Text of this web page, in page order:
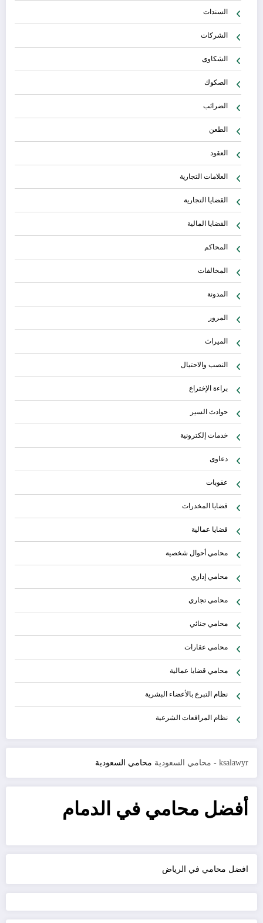
السندات
الشركات
الشكاوى
الصكوك
الضرائب
الطعن
العقود
العلامات التجارية
القضايا التجارية
القضايا المالية
المحاكم
المخالفات
المدونة
المرور
الميراث
النصب والاحتيال
براءة الإختراع
حوادث السير
خدمات إلكترونية
دعاوى
عقوبات
قضايا المخدرات
قضايا عمالية
محامي أحوال شخصية
محامي إداري
محامي تجاري
محامي جنائي
محامي عقارات
محامي قضايا عمالية
نظام التبرع بالأعضاء البشرية
نظام المرافعات الشرعية
ksalawyr - محامي السعودية محامي السعودية
أفضل محامي في الدمام
افضل محامي في الرياض